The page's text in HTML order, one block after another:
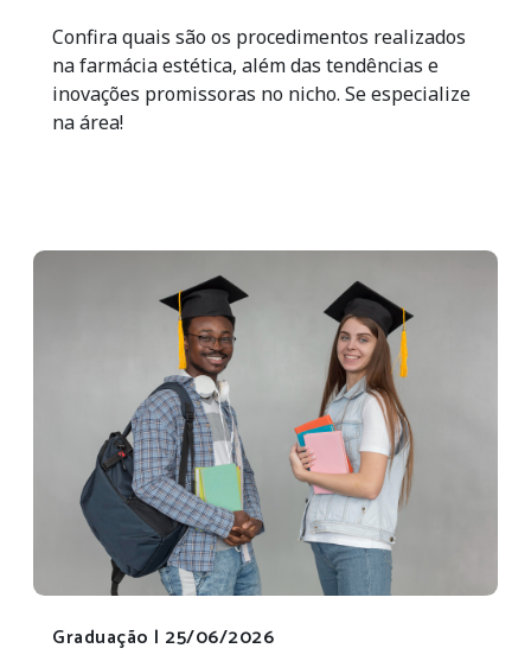
Confira quais são os procedimentos realizados
na farmácia estética, além das tendências e
inovações promissoras no nicho. Se especialize
na área!
Graduação | 25/06/2026